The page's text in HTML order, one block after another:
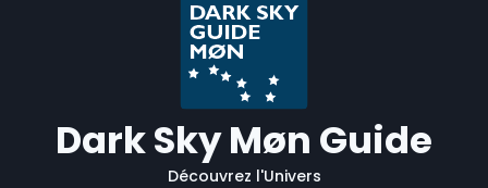
Dark Sky Møn Guide
Découvrez l'Univers